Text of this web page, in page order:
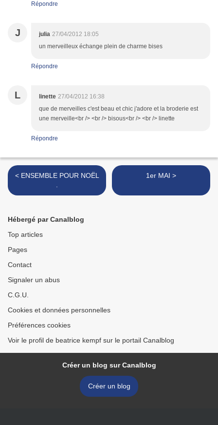
Répondre
J julia 27/04/2012 18:05
un merveilleux échange plein de charme bises
Répondre
L linette 27/04/2012 16:38
que de merveilles c'est beau et chic j'adore et la broderie est
une merveille<br /> <br /> bisous<br /> <br /> linette
Répondre
< ENSEMBLE POUR NOËL
1er MAI >
Hébergé par Canalblog
Top articles
Pages
Contact
Signaler un abus
C.G.U.
Cookies et données personnelles
Préférences cookies
Voir le profil de beatrice kempf sur le portail Canalblog
Créer un blog sur Canalblog
Créer un blog